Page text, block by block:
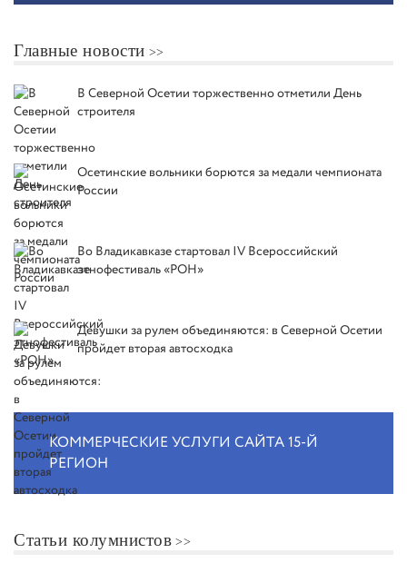
Главные новости
В Северной Осетии торжественно отметили День
строителя
Осетинские вольники борются за медали чемпионата
России
Во Владикавказе стартовал IV Всероссийский
этнофестиваль «РОН»
Девушки за рулем объединяются: в Северной Осетии
пройдет вторая автосходка
КОММЕРЧЕСКИЕ УСЛУГИ САЙТА 15-Й
РЕГИОН
Статьи колумнистов